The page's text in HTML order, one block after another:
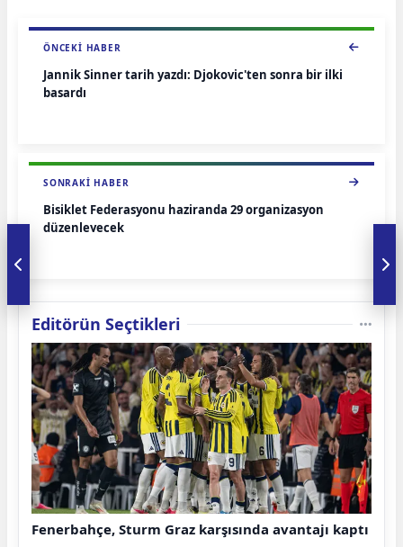
ÖNCEKI HABER
Jannik Sinner tarih yazdı: Djokovic'ten sonra bir ilki
başardı
SONRAKI HABER
Bisiklet Federasyonu haziranda 29 organizasyon
düzenleyecek
Editörün Seçtikleri
Fenerbahçe, Sturm Graz karşısında avantajı kaptı